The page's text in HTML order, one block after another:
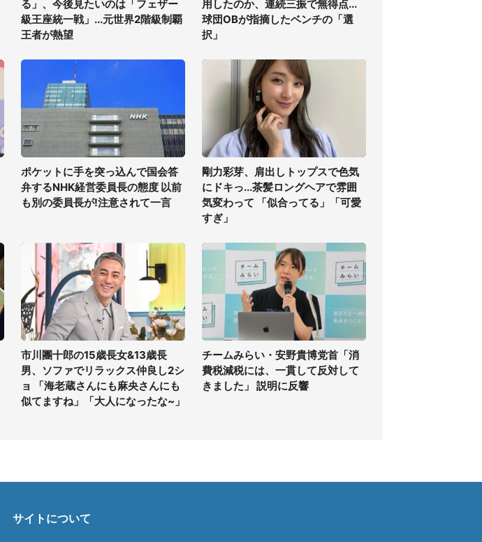
る」、今後見たいのは「フェザー
級王座統一戦」...元世界2階級制覇
王者が熱望
用したのか、連続三振で無得点...
球団OBが指摘したベンチの「選
択」
ポケットに手を突っ込んで国会答
弁するNHK経営委員長の態度 以前
も別の委員長が!注意されて一言
剛力彩芽、肩出しトップスで色気
にドキっ...茶髪ロングヘアで雰囲
気変わって 「似合ってる」「可愛
すぎ」
市川團十郎の15歳長女&13歳長
男、ソファでリラックス仲良し2シ
ョ 「海老蔵さんにも麻央さんにも
似てますね」「大人になったな~」
チームみらい・安野貴博党首「消
費税減税には、一貫して反対して
きました」 説明に反響
サイトについて